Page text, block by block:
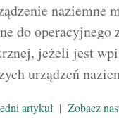
naziemne
do operacyjnego
jeżeli jest
urządzeń
artykuł | Zobacz